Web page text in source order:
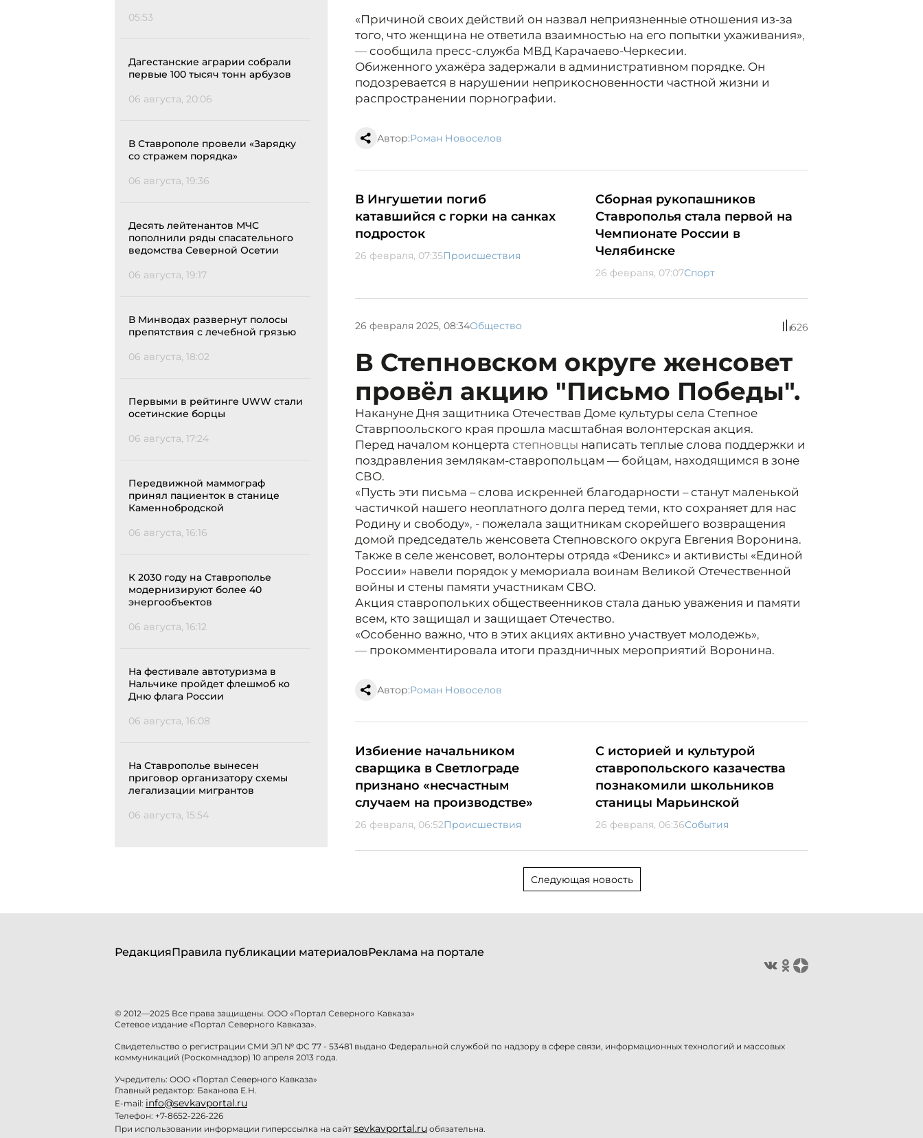
05:53
Дагестанские аграрии собрали
первые 100 тысяч тонн арбузов
06 августа, 20:06
В Ставрополе провели «Зарядку
со стражем порядка»
06 августа, 19:36
Десять лейтенантов МЧС
пополнили ряды спасательного
ведомства Северной Осетии
06 августа, 19:17
В Минводах развернут полосы
препятствия с лечебной грязью
06 августа, 18:02
Первыми в рейтинге UWW стали
осетинские борцы
06 августа, 17:24
Передвижной маммограф
принял пациенток в станице
Каменнобродской
06 августа, 16:16
К 2030 году на Ставрополье
модернизируют более 40
энергообъектов
06 августа, 16:12
На фестивале автотуризма в
Нальчике пройдет флешмоб ко
Дню флага России
06 августа, 16:08
На Ставрополье вынесен
приговор организатору схемы
легализации мигрантов
06 августа, 15:54
«Причиной своих действий он назвал неприязненные отношения из-за
того, что женщина не ответила взаимностью на его попытки ухаживания»,
— сообщила пресс-служба МВД Карачаево-Черкесии.
Обиженного ухажёра задержали в административном порядке. Он
подозревается в нарушении неприкосновенности частной жизни и
распространении порнографии.
Автор:Роман Новоселов
В Ингушетии погиб
катавшийся с горки на санках
подросток
26 февраля, 07:35Происшествия
Сборная рукопашников
Ставрополья стала первой на
Чемпионате России в
Челябинске
26 февраля, 07:07Спорт
26 февраля 2025, 08:34Общество 626
В Степновском округе женсовет
провёл акцию "Письмо Победы".
Накануне Дня защитника Отечествав Доме культуры села Степное
Ставрпоольского края прошла масштабная волонтерская акция.
Перед началом концерта степновцы написать теплые слова поддержки и
поздравления землякам-ставропольцам — бойцам, находящимся в зоне
СВО.
«Пусть эти письма – слова искренней благодарности – станут маленькой
частичкой нашего неоплатного долга перед теми, кто сохраняет для нас
Родину и свободу», - пожелала защитникам скорейшего возвращения
домой председатель женсовета Степновского округа Евгения Воронина.
Также в селе женсовет, волонтеры отряда «Феникс» и активисты «Единой
России» навели порядок у мемориала воинам Великой Отечественной
войны и стены памяти участникам СВО.
Акция ставропольких обществеенников стала данью уважения и памяти
всем, кто защищал и защищает Отечество.
«Особенно важно, что в этих акциях активно участвует молодежь»,
— прокомментировала итоги праздничных мероприятий Воронина.
Автор:Роман Новоселов
Избиение начальником
сварщика в Светлограде
признано «несчастным
случаем на производстве»
26 февраля, 06:52Происшествия
С историей и культурой
ставропольского казачества
познакомили школьников
станицы Марьинской
26 февраля, 06:36События
Следующая новость
РедакцияПравила публикации материаловРеклама на портале
© 2012—2025 Все права защищены. ООО «Портал Северного Кавказа»
Сетевое издание «Портал Северного Кавказа».
Свидетельство о регистрации СМИ ЭЛ № ФС 77 - 53481 выдано Федеральной службой по надзору в сфере связи, информационных технологий и массовых
коммуникаций (Роскомнадзор) 10 апреля 2013 года.
Учредитель: ООО «Портал Северного Кавказа»
Главный редактор: Баканова Е.Н.
E-mail: info@sevkavportal.ru
Телефон: +7-8652-226-226
При использовании информации гиперссылка на сайт sevkavportal.ru обязательна.